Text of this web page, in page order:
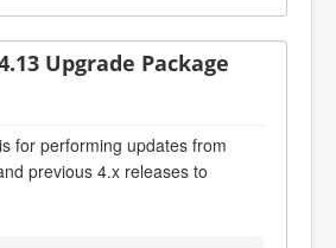
Upgrade Package
for performing updates from
previous 4.x releases to